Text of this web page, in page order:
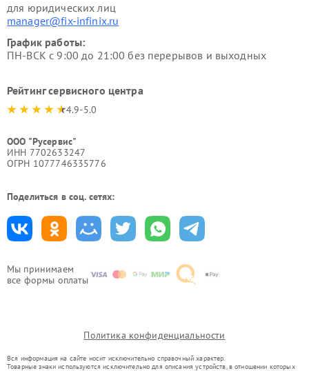
Мы принимаем
все формы оплаты
для юридических лиц
manager@fix-infinix.ru
График работы:
ПН-ВСК с 9:00 до 21:00 без перерывов и выходных
Рейтинг сервисного центра
4.9-5.0
ООО "Русервис"
ИНН 7702633247
ОГРН 1077746335776
Поделиться в соц. сетях:
Политика конфиденциальности
Вся информация на сайте носит исключительно справочный характер.
Товарные знаки используются исключительно для описания устройств, в отношении которых